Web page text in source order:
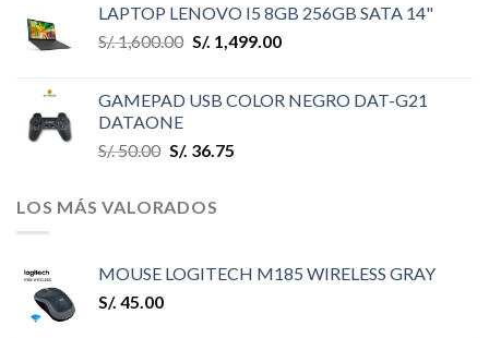
LAPTOP LENOVO I5 8GB 256GB SATA 14"
S/.1,600.00 S/. 1,499.00
GAMEPAD USB COLOR NEGRO DAT-G21
DATAONE
S/.50.00 S/. 36.75
LOS MÁS VALORADOS
MOUSE LOGITECH M185 WIRELESS GRAY
S/. 45.00